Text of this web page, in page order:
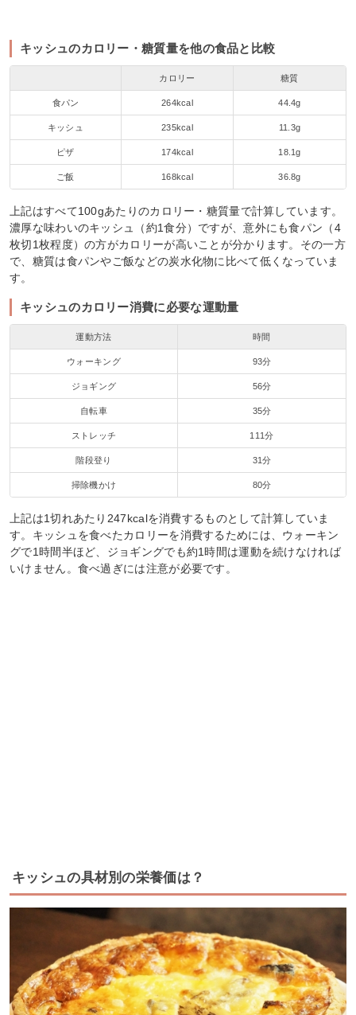
キッシュのカロリー・糖質量を他の食品と比較
カロリー 糖質
食パン 264kcal 44.4g
キッシュ 235kcal 11.3g
ピザ 174kcal 18.1g
ご飯 168kcal 36.8g
上記はすべて100gあたりのカロリー・糖質量で計算しています。
濃厚な味わいのキッシュ（約1食分）ですが、意外にも食パン（4
枚切1枚程度）の方がカロリーが高いことが分かります。その一方
で、糖質は食パンやご飯などの炭水化物に比べて低くなっていま
す。
キッシュのカロリー消費に必要な運動量
運動方法 時間
ウォーキング 93分
ジョギング 56分
自転車 35分
ストレッチ 111分
階段登り 31分
掃除機かけ 80分
上記は1切れあたり247kcalを消費するものとして計算していま
す。キッシュを食べたカロリーを消費するためには、ウォーキン
グで1時間半ほど、ジョギングでも約1時間は運動を続けなければ
いけません。食べ過ぎには注意が必要です。
キッシュの具材別の栄養価は？